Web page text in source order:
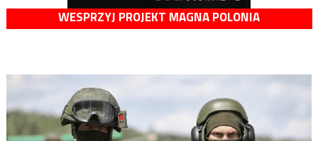
WESPRZYJ PROJEKT MAGNA POLONIA